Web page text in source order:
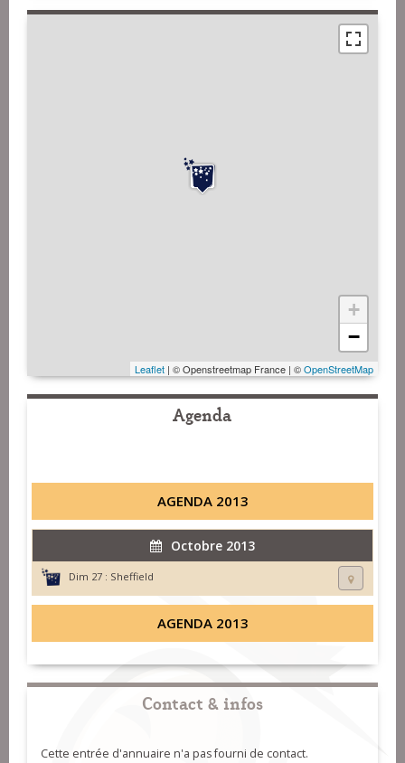
+
−
Leaflet | © Openstreetmap France | ©OpenStreetMap
Agenda
AGENDA 2013
Octobre 2013
Dim 27 : Sheffield
AGENDA 2013
Contact & infos
Cette entrée d'annuaire n'a pas fourni de contact.